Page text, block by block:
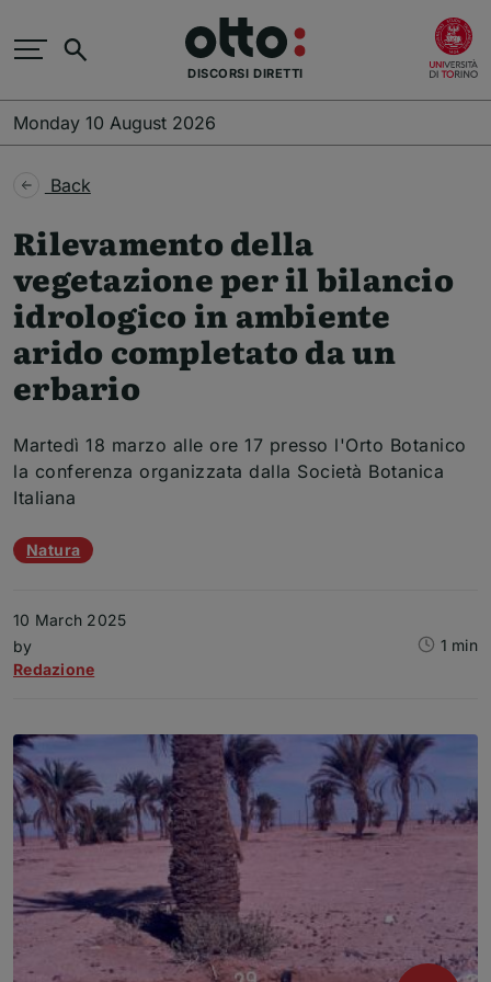
DISCORSI DIRETTI
Monday 10 August 2026
Back
Rilevamento della
vegetazione per il bilancio
idrologico in ambiente
arido completato da un
erbario
Martedì 18 marzo alle ore 17 presso l'Orto Botanico
la conferenza organizzata dalla Società Botanica
Italiana
Natura
10 March 2025
Article
by
Redazione
1 min